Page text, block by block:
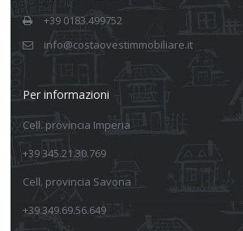
+39 0183.499752
info@costaovestimmobiliare.it
Per informazioni
Cell. provincia Imperia
+39 345.21.30.769
Cell. provincia Savona
+39 349.69.56.649